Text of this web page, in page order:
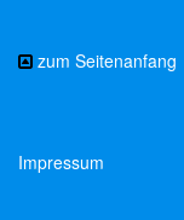
zum Seitenanfang
Impressum